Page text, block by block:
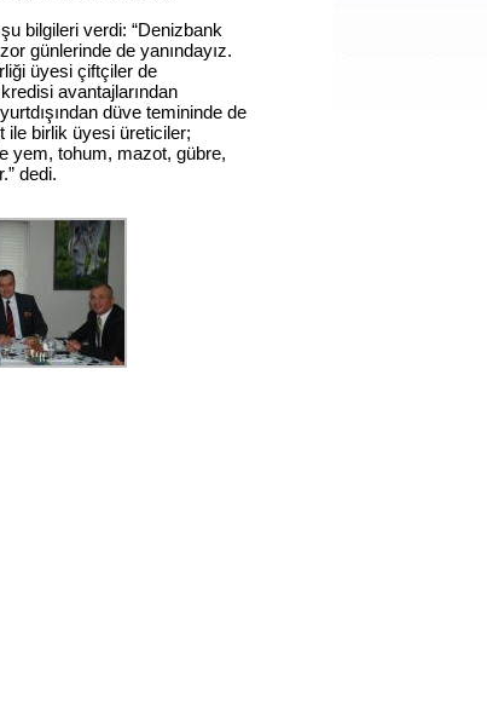
bilgileri verdi: “Denizbank
günlerinde de yanındayız.
üyesi çiftçiler de
avantajlarından
düve temininde de
ile birlik üyesi üreticiler;
yem, tohum, mazot, gübre,
dedi.